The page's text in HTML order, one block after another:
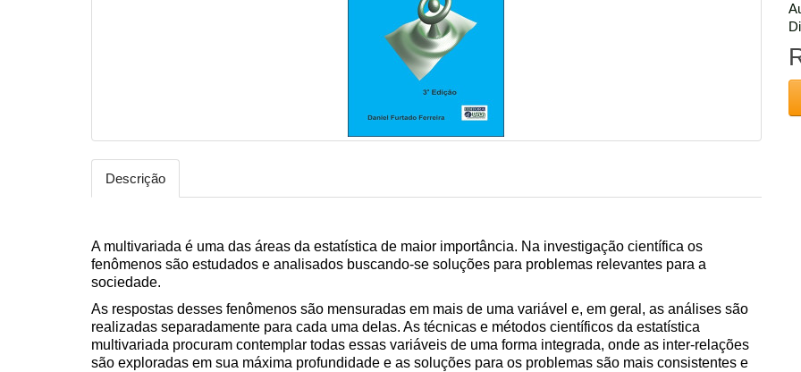
Descrição
A multivariada é uma das áreas da estatística de maior importância. Na investigação científica os
fenômenos são estudados e analisados buscando-se soluções para problemas relevantes para a
sociedade.
As respostas desses fenômenos são mensuradas em mais de uma variável e, em geral, as análises são
realizadas separadamente para cada uma delas. As técnicas e métodos científicos da estatística
multivariada procuram contemplar todas essas variáveis de uma forma integrada, onde as inter-relações
são exploradas em sua máxima profundidade e as soluções para os problemas são mais consistentes e